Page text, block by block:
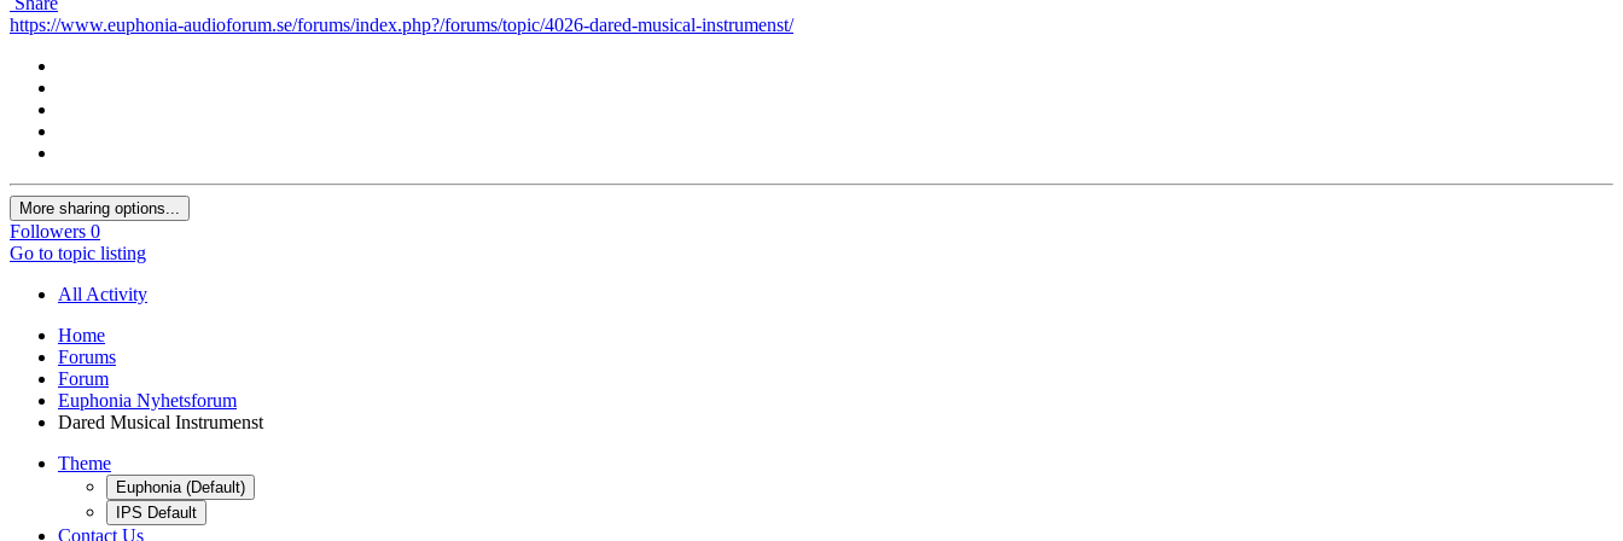
https://www.euphonia-audioforum.se/forums/index.php?/forums/topic/4026-dared-musical-instrumenst/
More sharing options...
Followers 0
Go to topic listing
All Activity
Home
Forums
Forum
Euphonia Nyhetsforum
Dared Musical Instrumenst
Theme
Euphonia (Default)
IPS Default
Contact Us